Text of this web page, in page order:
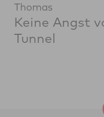
Thomas
Keine Angst
Tunnel